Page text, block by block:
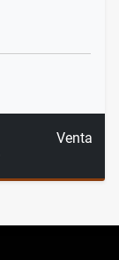
Venta